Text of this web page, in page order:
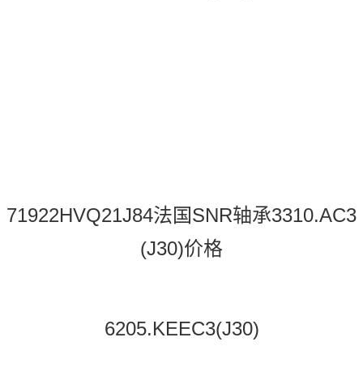
71922HVQ21J84法国SNR轴承3310.AC3
(J30)价格
6205.KEEC3(J30)